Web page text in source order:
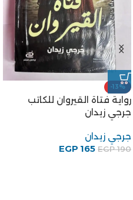
-25%
رواية شجرة الدر للكاتب محمد
سعيد العريان
محمد سعيد العريان
EGP100
EGP75